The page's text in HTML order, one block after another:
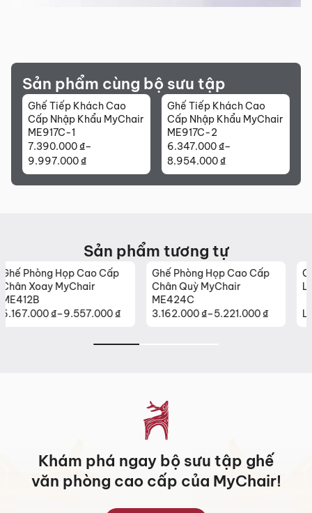
Sản phẩm cùng bộ sưu tập
Ghế Tiếp Khách Cao
Cấp Nhập Khẩu MyChair
ME917C-1
7.390.000₫–
9.997.000₫
Khoảng
giá:
từ
Ghế Tiếp Khách Cao
Cấp Nhập Khẩu MyChair
ME917C-2
6.347.000₫–
8.954.000₫
Khoảng
giá:
từ
Sản phẩm tương tự
Ghế Phòng Họp Cao Cấp
Chân Quỳ MyChair
ME424C
3.162.000₫–5.221.000
Khoảng
Ghế Giám Đốc Cao Cấp
Lưng Trung MyChair FA21B
Liên hệ
Khám phá ngay bộ sưu tập ghế
văn phòng cao cấp của MyChair!